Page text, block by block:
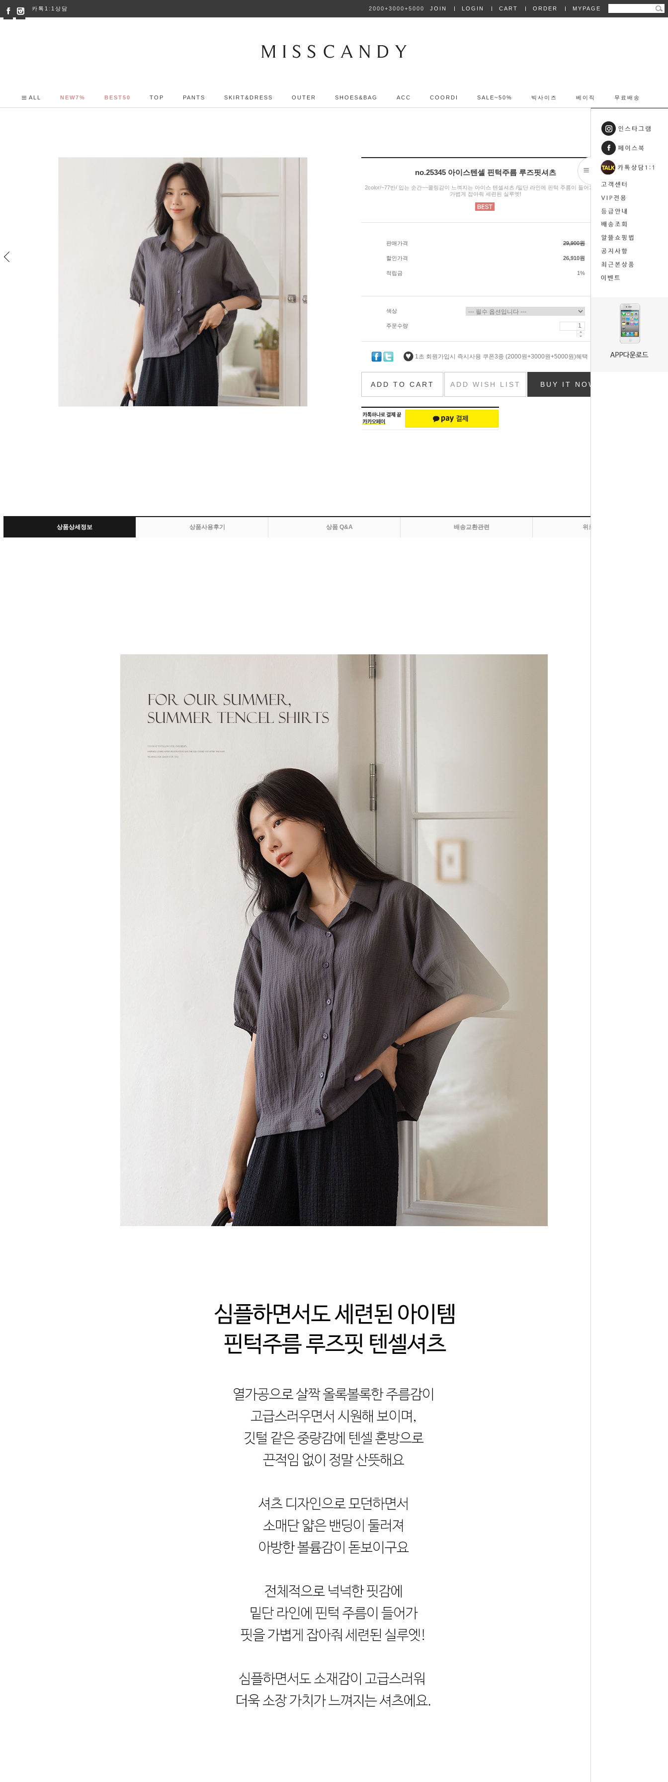
카톡1:1상담 2000+3000+5000 JOIN LOGIN CART ORDER MYPAGE
ALL NEW7% BEST50 TOP PANTS SKIRT&DRESS OUTER SHOES&BAG ACC COORDI SALE~50% 빅사이즈 베이직 무료배송
no.25345 아이스텐셀 핀턱주름 루즈핏셔츠
2color/~77반/ 입는 순간~~쿨링감이 느껴지는 아이스 텐셀셔츠 /밑단 라인에 핀턱 주름이 들어가 핏을
가볍게 잡아줘 세련된 실루엣!
판매가격 29,900원
할인가격 26,910원
적립금 1%
색상
주문수량
1초 회원가입시 즉시사용 쿠폰3종 (2000원+3000원+5000원)혜택
ADD TO CART ADD WISH LIST BUY IT NOW
상품상세정보 상품사용후기 상품 Q&A 배송교환관련 위로 올라가기